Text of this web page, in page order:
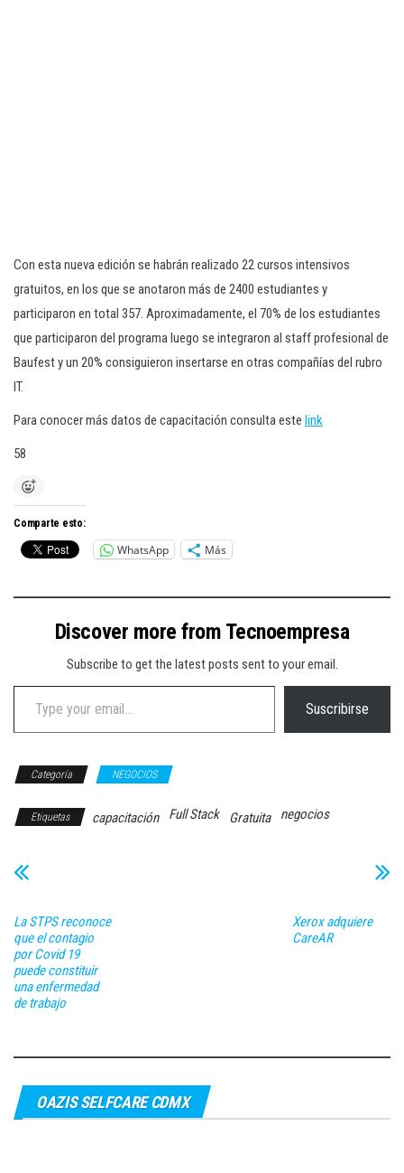
Con esta nueva edición se habrán realizado 22 cursos intensivos
gratuitos, en los que se anotaron más de 2400 estudiantes y
participaron en total 357. Aproximadamente, el 70% de los estudiantes
que participaron del programa luego se integraron al staff profesional de
Baufest y un 20% consiguieron insertarse en otras compañías del rubro
IT.
Para conocer más datos de capacitación consulta este link
58
Comparte esto:
WhatsApp Más
Discover more from Tecnoempresa
Subscribe to get the latest posts sent to your email.
Type your email…
Suscribirse
Categoría NEGOCIOS
Etiquetas capacitación Full Stack Gratuita negocios
La STPS reconoce
que el contagio
por Covid 19
puede constituir
una enfermedad
de trabajo
Xerox adquiere
CareAR
OAZIS SELFCARE CDMX